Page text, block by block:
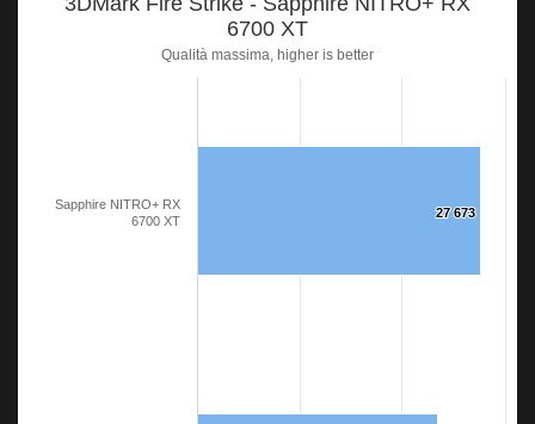
6700 XT
Qualità massima, higher is better
27 673
27 673
Sapphire NITRO+ RX
6700 XT